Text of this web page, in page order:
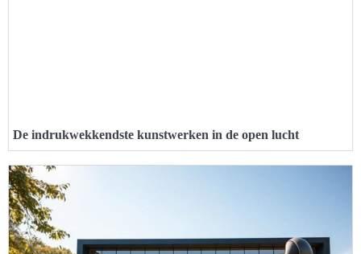
De indrukwekkendste kunstwerken in de open lucht